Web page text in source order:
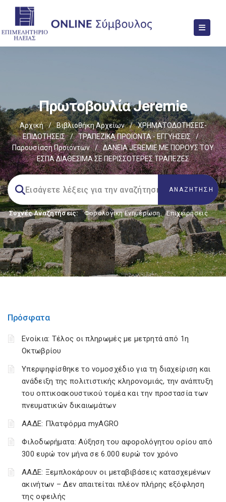
Πρωτοβουλία Jeremie
Αρχική / Βιβλιοθήκη Αρχείων /
ΧΡΗΜΑΤΟΔΟΤΗΣΕΙΣ-
ΕΠΙΔΟΤΗΣΕΙΣ
/ ΤΡΑΠΕΖΙΚΑ ΠΡΟΙΟΝΤΑ - ΕΓΓΥΗΣΕΙΣ
/
Παρουσίαση Προϊόντων
/
ΔΑΝΕΙΑ JEREMIE ΜΕ ΠΟΡΟΥΣ ΤΟΥ
ΕΣΠΑ ΔΙΑΘΕΣΙΜΑ ΣΕ ΠΕΡΙΣΣΟΤΕΡΕΣ ΤΡΑΠΕΖΕΣ
Συχνές Αναζητήσεις: Φορολογικη Ενημέρωση, Επιχειρήσεις
Πρόσφατα
Ενοίκια: Τέλος οι πληρωμές με μετρητά από 1η
Οκτωβρίου
Υπερψηφίσθηκε το νομοσχέδιο για τη διαχείριση και
ανάδειξη της πολιτιστικής κληρονομιάς, την ανάπτυξη
του οπτικοακουστικού τομέα και την προστασία των
πνευματικών δικαιωμάτων
ΑΑΔΕ: Πλατφόρμα myAGRO
Φιλοδωρήματα: Αύξηση του αφορολόγητου ορίου από
300 ευρώ τον μήνα σε 6.000 ευρώ τον χρόνο
ΑΑΔΕ: Ξεμπλοκάρουν οι μεταβιβάσεις κατασχεμένων
ακινήτων – Δεν απαιτείται πλέον πλήρης εξόφληση
της οφειλής